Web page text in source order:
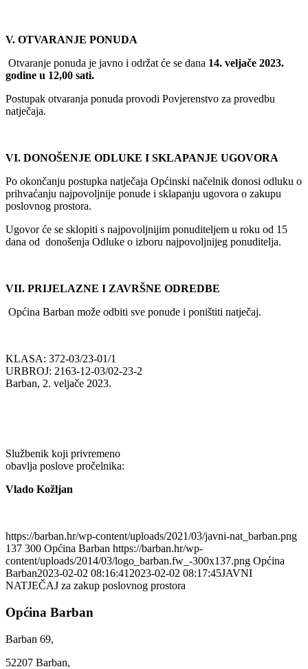
V. OTVARANJE PONUDA
Otvaranje ponuda je javno i održat će se dana 14. veljače 2023.
godine u 12,00 sati.
Postupak otvaranja ponuda provodi Povjerenstvo za provedbu
natječaja.
VI. DONOŠENJE ODLUKE I SKLAPANJE UGOVORA
Po okončanju postupka natječaja Općinski načelnik donosi odluku o
prihvaćanju najpovoljnije ponude i sklapanju ugovora o zakupu
poslovnog prostora.
Ugovor će se sklopiti s najpovoljnijim ponuditeljem u roku od 15
dana od donošenja Odluke o izboru najpovoljnijeg ponuditelja.
VII. PRIJELAZNE I ZAVRŠNE ODREDBE
Općina Barban može odbiti sve ponude i poništiti natječaj.
KLASA: 372-03/23-01/1
URBROJ: 2163-12-03/02-23-2
Barban, 2. veljače 2023.
Službenik koji privremeno
obavlja poslove pročelnika:
Vlado Kožljan
https://barban.hr/wp-content/uploads/2021/03/javni-nat_barban.png
137 300 Općina Barban https://barban.hr/wp-
content/uploads/2014/03/logo_barban.fw_-300x137.png Općina
Barban2023-02-02 08:16:41 2023-02-02 08:17:45JAVNI
NATJEČAJ za zakup poslovnog prostora
Općina Barban
Barban 69,
52207 Barban,